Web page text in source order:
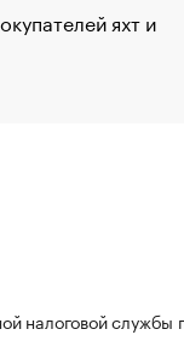
яхт и
налоговой службы